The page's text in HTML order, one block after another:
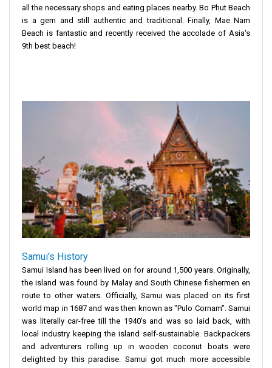
all the necessary shops and eating places nearby. Bo Phut Beach
is a gem and still authentic and traditional. Finally, Mae Nam
Beach is fantastic and recently received the accolade of Asia's
9th best beach!
Samui's History
Samui Island has been lived on for around 1,500 years. Originally,
the island was found by Malay and South Chinese fishermen en
route to other waters. Officially, Samui was placed on its first
world map in 1687 and was then known as "Pulo Cornam". Samui
was literally car-free till the 1940's and was so laid back, with
local industry keeping the island self-sustainable. Backpackers
and adventurers rolling up in wooden coconut boats were
delighted by this paradise. Samui got much more accessible